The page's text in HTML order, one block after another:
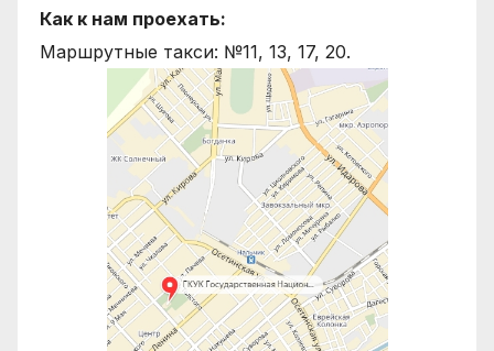
Как к нам проехать:
Маршрутные такси: №11, 13, 17, 20.